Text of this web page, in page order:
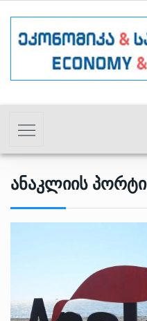
Ანაკლიის Პორტი